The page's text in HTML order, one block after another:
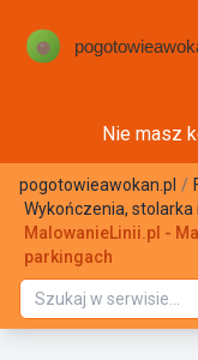
Nie masz
pogotowieawokan.pl /
Wykończenia,
MalowanieLinii.pl -
parkingach